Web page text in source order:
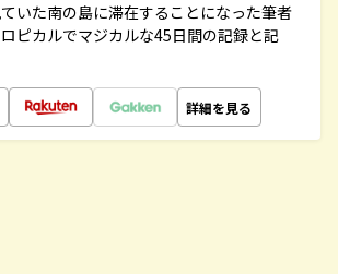
いた南の島に滞在することになった筆者
ピカルでマジカルな45日間の記録と記
詳細を見る